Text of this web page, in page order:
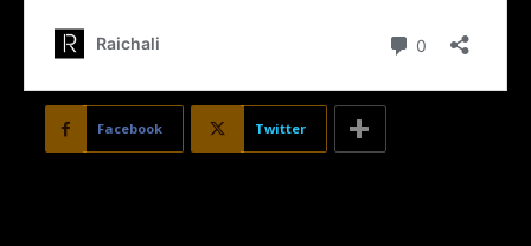
Facebook Twitter